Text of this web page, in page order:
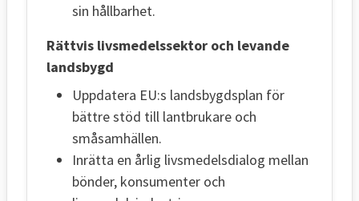
sin hållbarhet.
Rättvis livsmedelssektor och levande
landsbygd
Uppdatera EU:s landsbygdsplan för
bättre stöd till lantbrukare och
småsamhällen.
Inrätta en årlig livsmedelsdialog mellan
bönder, konsumenter och